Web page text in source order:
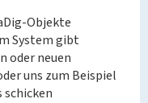
Objekte
System gibt
oder neuen
uns zum Beispiel